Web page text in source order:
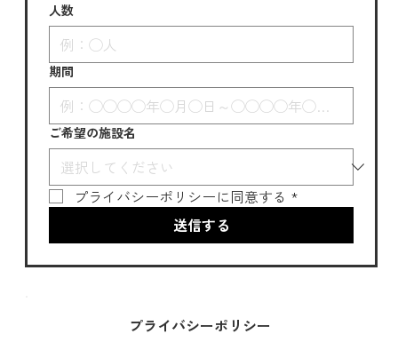
人数
期間
ご希望の施設名
プライバシーポリシーに同意する *
送信する
プライバシーポリシー